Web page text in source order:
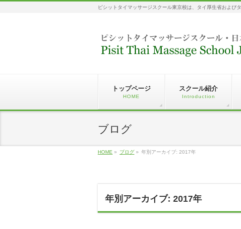
ピシットタイマッサージスクール東京校は、タイ厚生省および
トップページ
HOME
スクール紹介
Introduction
ブログ
HOME » ブログ » 年別アーカイブ: 2017年
年別アーカイブ: 2017年